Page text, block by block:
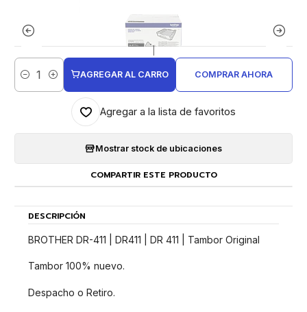
|
Cantidad
AGREGAR AL CARRO COMPRAR AHORA
Agregar a la lista de favoritos
Mostrar stock de ubicaciones
COMPARTIR ESTE PRODUCTO
DESCRIPCIÓN
BROTHER DR-411 | DR411 | DR 411 | Tambor Original
Tambor 100% nuevo.
Despacho o Retiro.